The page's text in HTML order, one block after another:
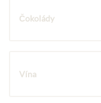
Čokolády
Vína